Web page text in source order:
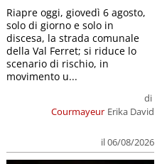
Courmayeur
di
Erika David
il 06/08/2026
Riapre oggi, giovedì 6 agosto,
solo di giorno e solo in
discesa, la strada comunale
della Val Ferret; si riduce lo
scenario di rischio, in
movimento u...